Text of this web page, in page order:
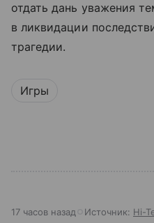
отдать дань уважения
в ликвидации
трагедии.
Игры
17 часов назад Источник: Hi-